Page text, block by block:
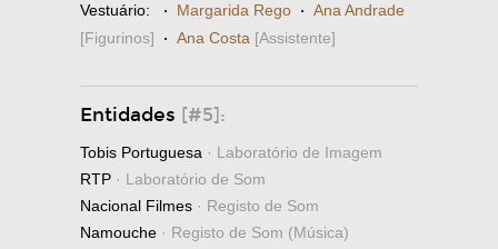
Vestuário: · Margarida Rego · Ana Andrade
[Figurinos] · Ana Costa [Assistente]
Entidades [#5]:
Tobis Portuguesa · Laboratório de Imagem
RTP · Laboratório de Som
Nacional Filmes · Registo de Som
Namouche · Registo de Som (Música)